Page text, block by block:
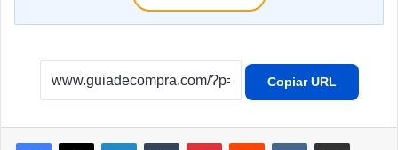
Copiar URL
LinkedinTumblr PinterestReddit VK Compartilhar por e-mail